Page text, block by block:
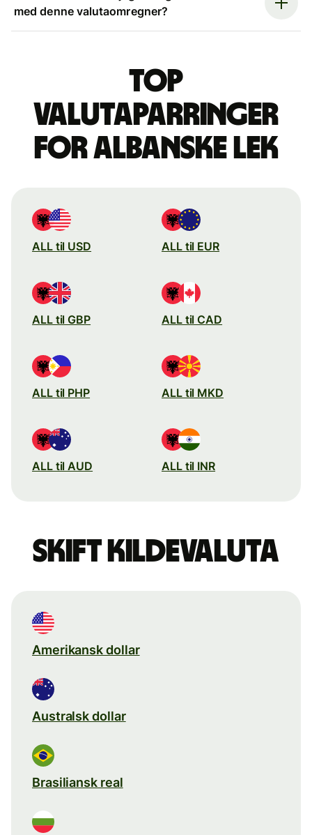
med denne valutaomregner?
Top
valutaparringer
for albanske lek
ALL til USD ALL til EUR
ALL til GBP ALL til CAD
ALL til PHP ALL til MKD
ALL til AUD ALL til INR
Skift kildevaluta
Amerikansk dollar
Australsk dollar
Brasiliansk real